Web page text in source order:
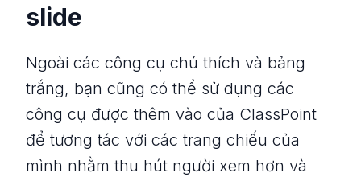
slide
Ngoài các công cụ chú thích và bảng
trắng, bạn cũng có thể sử dụng các
công cụ được thêm vào của ClassPoint
để tương tác với các trang chiếu của
mình nhằm thu hút người xem hơn và